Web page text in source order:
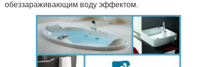
обеззараживающим воду эффектом.